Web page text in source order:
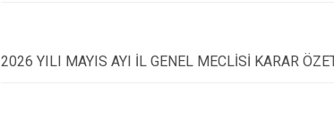
2026 YILI MAYIS AYI İL GENEL MECLİSİ KARAR